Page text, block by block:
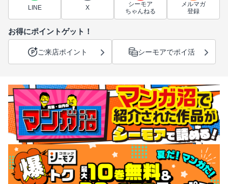
LINE X
シーモア
ちゃんねる
メルマガ
登録
お得にポイントゲット！
ご来店ポイント シーモアでポイ活